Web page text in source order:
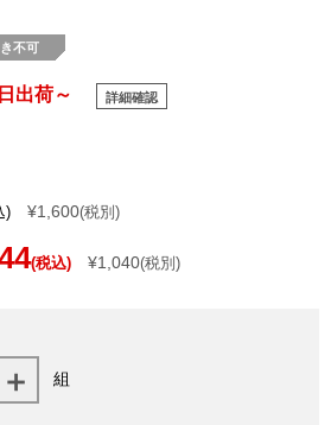
不可
出荷～ 詳細確認
) ¥1,600(税別)
(税込) ¥1,040(税別)
組